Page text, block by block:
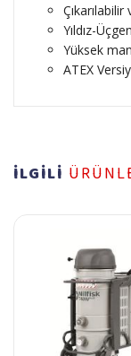
Yıldız-
Yüksek
ATEX
İLGİLİ